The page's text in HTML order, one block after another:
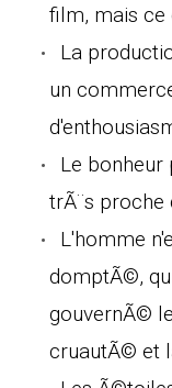
film, mais ce
La
un
Le bonheur
trÃ¨s proche
L'homme
domptÃ©,
gouvernÃ©
cruautÃ© et